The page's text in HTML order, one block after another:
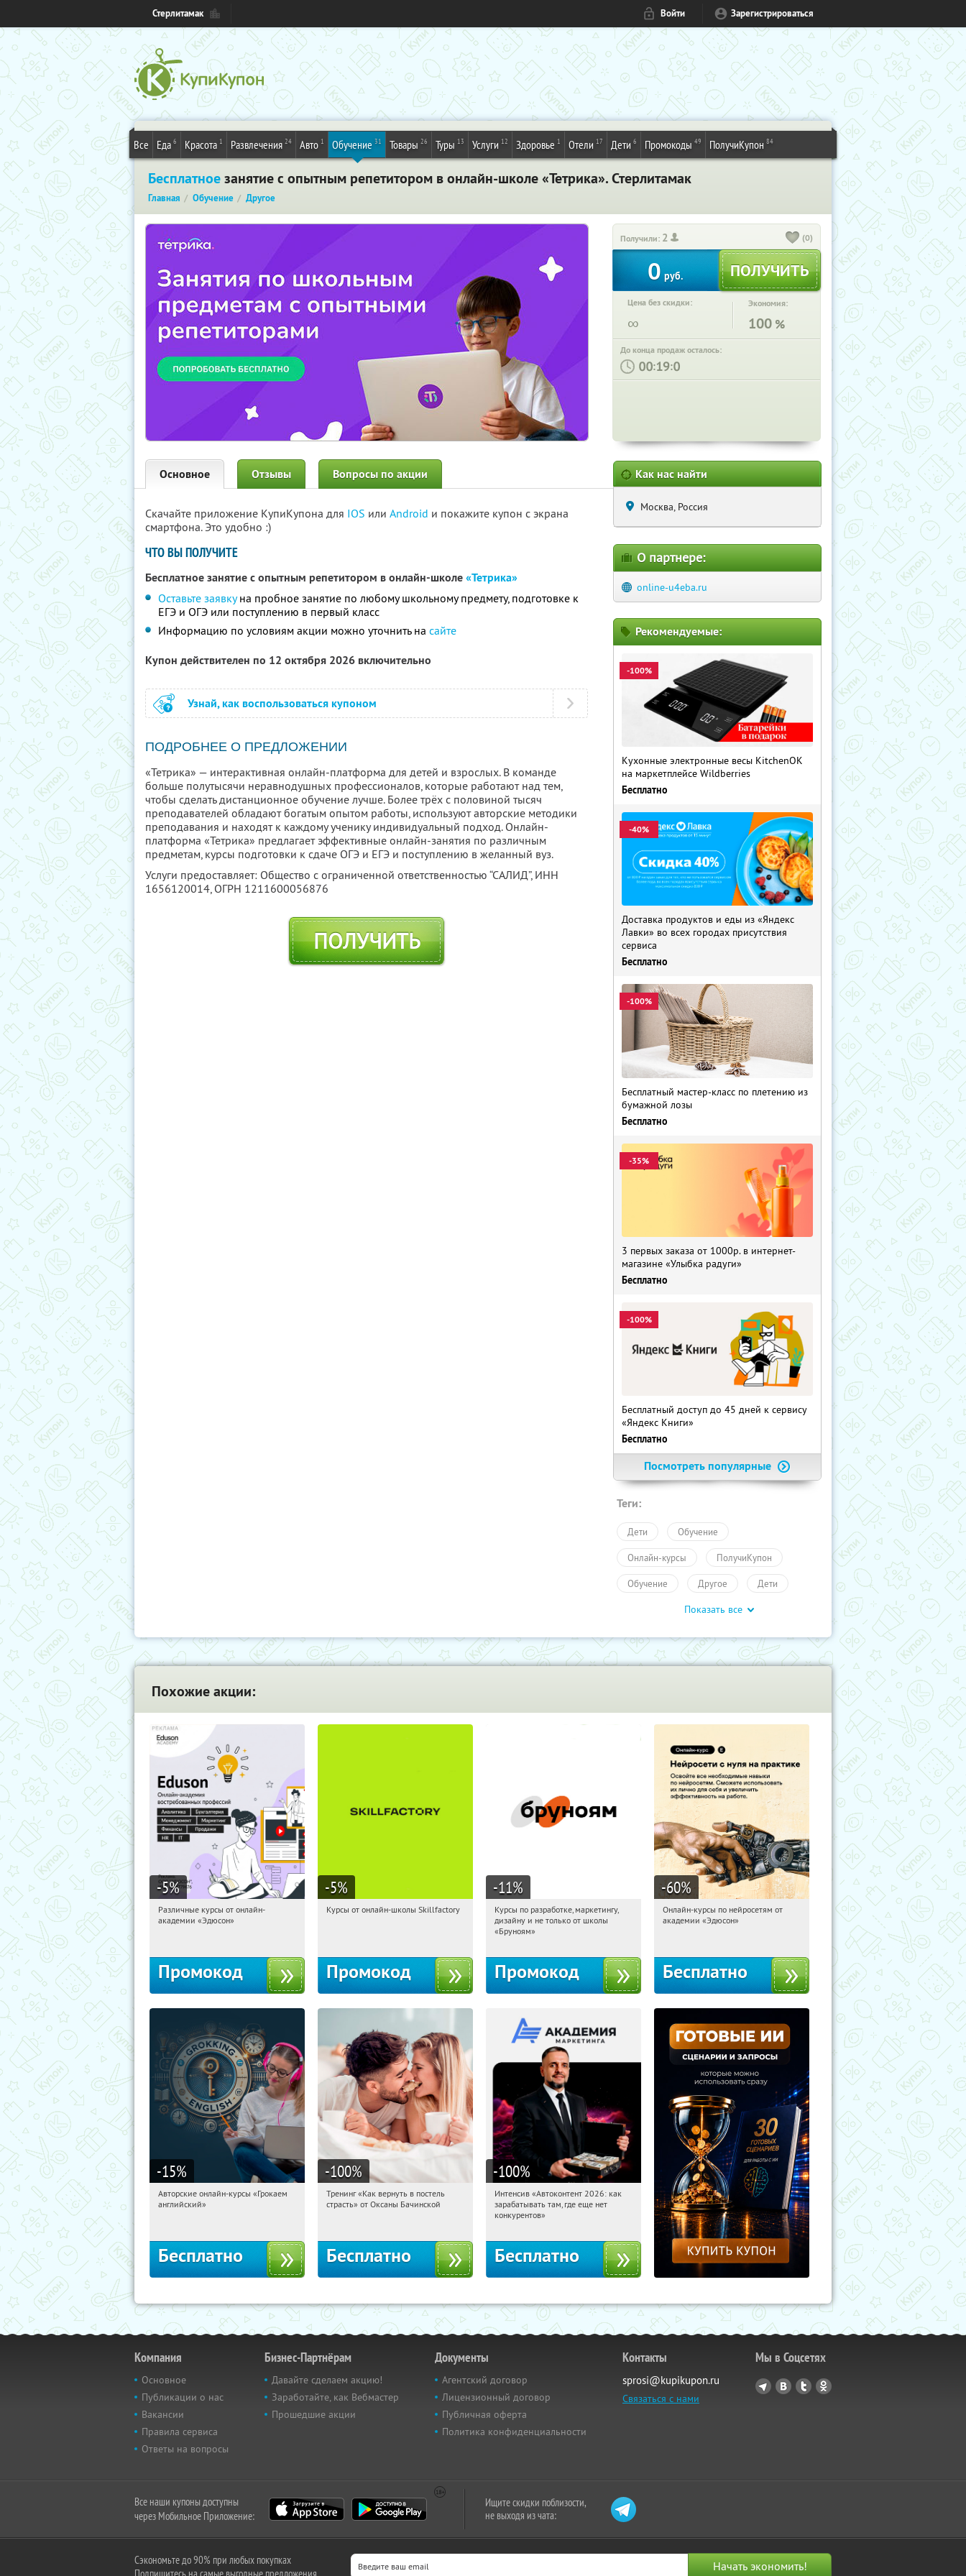
Стерлитамак Войти Зарегистрироваться
Все Еда 6 Красота 1 Развлечения 24 Авто 1 Обучение 31 Товары 26 Туры 13 Услуги 12 Здоровье 1 Отели 17 Дети 6 Промокоды 49 ПолучиКупон 84
Бесплатноезанятие с опытным репетитором в онлайн-школе «Тетрика». Стерлитамак
Главная Обучение Другое
Получили: 2 (0)
0 руб.
Цена без скидки:
∞
Экономия:
100 %
До конца продаж осталось:
: :
Основное Отзывы Вопросы по акции
Скачайте приложение КупиКупона для IOS или Android и покажите купон с экрана
смартфона. Это удобно :)
ЧТО ВЫ ПОЛУЧИТЕ
Бесплатное занятие с опытным репетитором в онлайн-школе«Тетрика»
Оставьте заявкуна пробное занятие по любому школьному предмету, подготовке к
ЕГЭ и ОГЭ или поступлению в первый класс
Информацию по условиям акции можно уточнить на сайте
Купон действителен по 12 октября 2026 включительно
Узнай, как воспользоваться купоном
ПОДРОБНЕЕ О ПРЕДЛОЖЕНИИ
«Тетрика» — интерактивная онлайн-платформа для детей и взрослых. В команде
больше полутысячи неравнодушных профессионалов, которые работают над тем,
чтобы сделать дистанционное обучение лучше. Более трёх с половиной тысяч
преподавателей обладают богатым опытом работы, используют авторские методики
преподавания и находят к каждому ученику индивидуальный подход. Онлайн-
платформа «Тетрика» предлагает эффективные онлайн-занятия по различным
предметам, курсы подготовки к сдаче ОГЭ и ЕГЭ и поступлению в желанный вуз.
Услуги предоставляет: Общество с ограниченной ответственностью “САЛИД”, ИНН
1656120014, ОГРН 1211600056876
ПОЛУЧИТЬ
Как нас найти
Москва, Россия
О партнере:
online-u4eba.ru
Рекомендуемые:
-100%
Кухонные электронные весы KitchenOK
на маркетплейсе Wildberries
Бесплатно
-40%
Доставка продуктов и еды из «Яндекс
Лавки» во всех городах присутствия
сервиса
Бесплатно
-100%
Бесплатный мастер-класс по плетению из
бумажной лозы
Бесплатно
-35%
3 первых заказа от 1000р. в интернет-
магазине «Улыбка радуги»
Бесплатно
-100%
Бесплатный доступ до 45 дней к сервису
«Яндекс Книги»
Бесплатно
Посмотреть популярные
Теги:
Дети Обучение
Онлайн-курсы ПолучиКупон
Обучение Другое Дети
Показать все
Похожие акции:
-5%
03:17:41 Получили:
Различные курсы от онлайн-
академии «Эдюсон»
Промокод
-5%
03:17:41
Получи первым!
Курсы от онлайн-школы Skillfactory
Промокод
-11%
03:17:41
Получи первым!
Россия
Курсы по разработке, маркетингу,
дизайну и не только от школы
«Бруноям»
Промокод
-60%
03:17:41 Получили:
Онлайн-курсы по нейросетям от
академии «Эдюсон»
Бесплатно
-15%
03:17:41 Получили:
Авторские онлайн-курсы «Грокаем
английский»
Бесплатно
-100%
03:17:41 Получили:
Тренинг «Как вернуть в постель
страсть» от Оксаны Бачинской
Бесплатно
-100%
03:17:41 Получили:
Россия
Интенсив «Автоконтент 2026: как
зарабатывать там, где еще нет
конкурентов»
Бесплатно
Компания
Основное
Публикации о нас
Вакансии
Правила сервиса
Ответы на вопросы
Бизнес-Партнёрам
Давайте сделаем акцию!
Заработайте, как Вебмастер
Прошедшие акции
Документы
Агентский договор
Лицензионный договор
Публичная оферта
Политика конфиденциальности
Контакты
sprosi@kupikupon.ru
Связаться с нами
Мы в Соцсетях
Все наши купоны доступны
через Мобильное Приложение:
Ищите скидки поблизости,
не выходя из чата:
Сэкономьте до 90% при любых покупках